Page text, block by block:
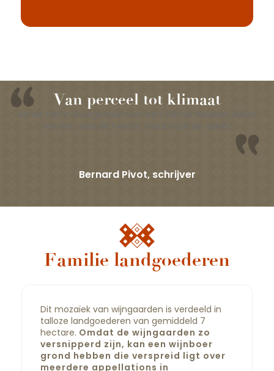
Om alles te weten te komen over
raadsel? Wij helpen je de weg te vinden.
Van perceel tot klimaat
Bernard Pivot, schrijver
Familie landgoederen
Dit mozaïek van wijngaarden is verdeeld in
talloze landgoederen van gemiddeld 7
hectare. Omdat de wijngaarden zo
versnipperd zijn, kan een wijnboer
grond hebben die verspreid ligt over
meerdere appellations in